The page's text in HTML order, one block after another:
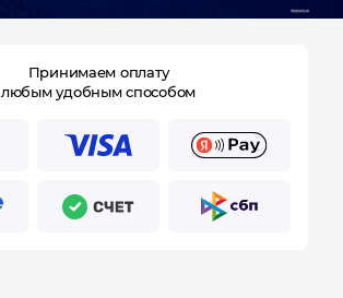
Принимаем оплату
любым удобным способом